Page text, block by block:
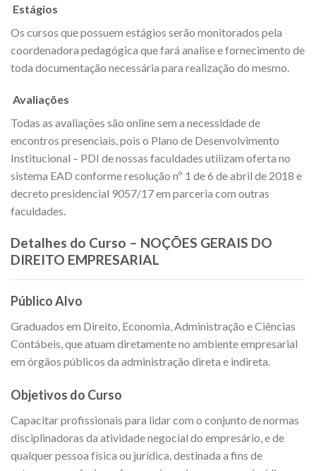
Estágios
Os cursos que possuem estágios serão monitorados pela
coordenadora pedagógica que fará analise e fornecimento de
toda documentação necessária para realização do mesmo.
Avaliações
Todas as avaliações são online sem a necessidade de
encontros presenciais, pois o Plano de Desenvolvimento
Institucional – PDI de nossas faculdades utilizam oferta no
sistema EAD conforme resolução nº 1 de 6 de abril de 2018 e
decreto presidencial 9057/17 em parceria com outras
faculdades.
Detalhes do Curso – NOÇÕES GERAIS DO
DIREITO EMPRESARIAL
Público Alvo
Graduados em Direito, Economia, Administração e Ciências
Contábeis, que atuam diretamente no ambiente empresarial
em órgãos públicos da administração direta e indireta.
Objetivos do Curso
Capacitar profissionais para lidar com o conjunto de normas
disciplinadoras da atividade negocial do empresário, e de
qualquer pessoa física ou jurídica, destinada a fins de